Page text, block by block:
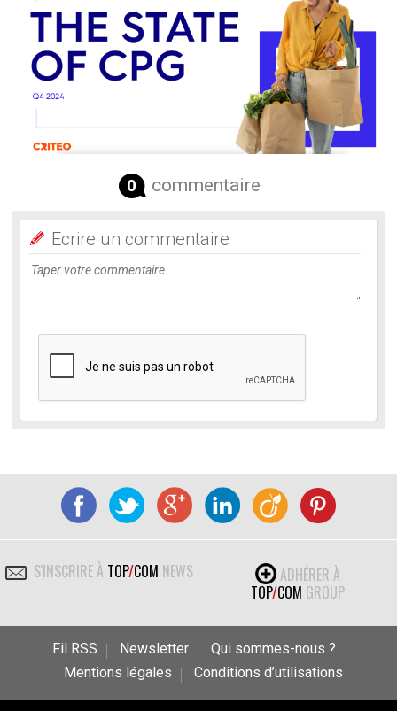
0 commentaire
Ecrire un commentaire
S'INSCRIRE À TOP/COM NEWS
ADHÉRER À
TOP/COM GROUP
Fil RSS Newsletter
Qui sommes-nous ?
Mentions légales
Conditions d’utilisations